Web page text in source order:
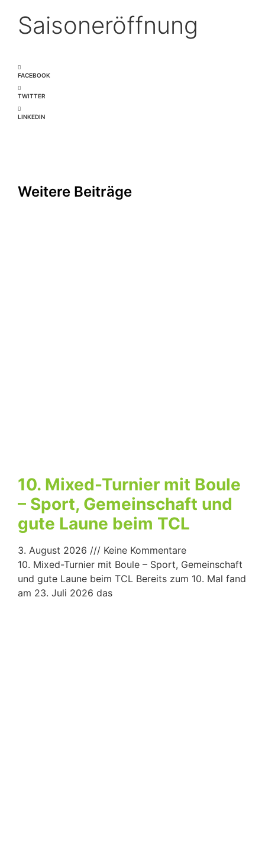
Saisoneröffnung
FACEBOOK
TWITTER
LINKEDIN
Weitere Beiträge
10. Mixed-Turnier mit Boule
– Sport, Gemeinschaft und
gute Laune beim TCL
3. August 2026
Keine Kommentare
10. Mixed-Turnier mit Boule – Sport, Gemeinschaft
und gute Laune beim TCL Bereits zum 10. Mal fand
am 23. Juli 2026 das